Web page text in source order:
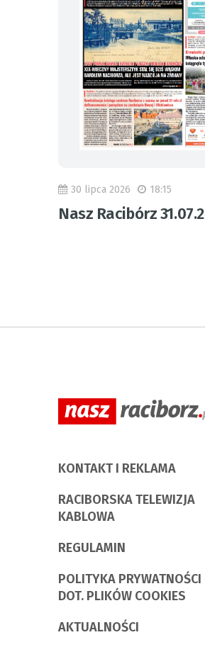
30 lipca 2026 18:15
Nasz Racibórz
KONTAKT I REKLAMA
RACIBORSKA TELEWIZJA
KABLOWA
REGULAMIN
POLITYKA PRYWATNOŚCI
DOT. PLIKÓW COOKIES
AKTUALNOŚCI